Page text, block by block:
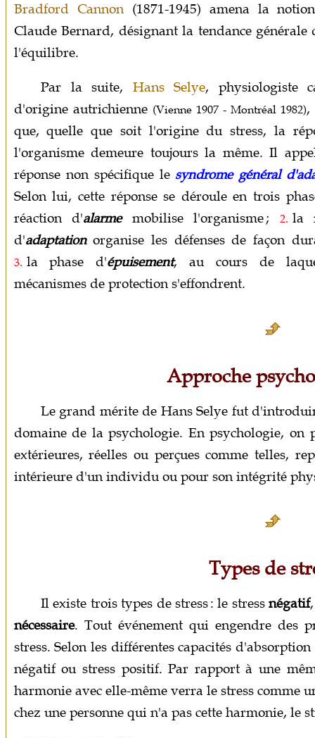
Bradford Cannon(1871-1945) amena la
Claude Bernard, désignant la tendance
l'équilibre.
Par la suite, Hans Selye, physiologiste
d'origine autrichienne (Vienne 1907 - Montréal 1982),
que, quelle que soit l'origine du stress, la
l'organisme demeure toujours la même. Il
réponse non spécifique lesyndrome général
Selon lui, cette réponse se déroule en trois
réaction d'alarmemobilise l'organisme ; 2. la
d'adaptationorganise les défenses de façon
3. la phase d'épuisement, au cours de
mécanismes de protection s'effondrent.
Approche
Le grand mérite de Hans Selye fut
domaine de la psychologie. En psychologie, on
extérieures, réelles ou perçues comme telles,
intérieure d'un individu ou pour son intégrité
Types de
Il existe trois types de stress : le stressnégatif
nécessaire. Tout événement qui engendre des
stress. Selon les différentes capacités
négatif ou stress positif. Par rapport à une
harmonie avec elle-même verra le stress comme
chez une personne qui n'a pas cette harmonie, le